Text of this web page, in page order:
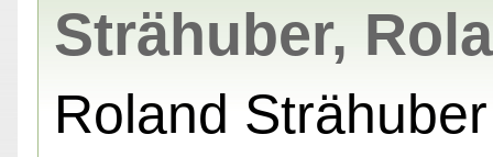
Strähuber,
Roland Strähuber